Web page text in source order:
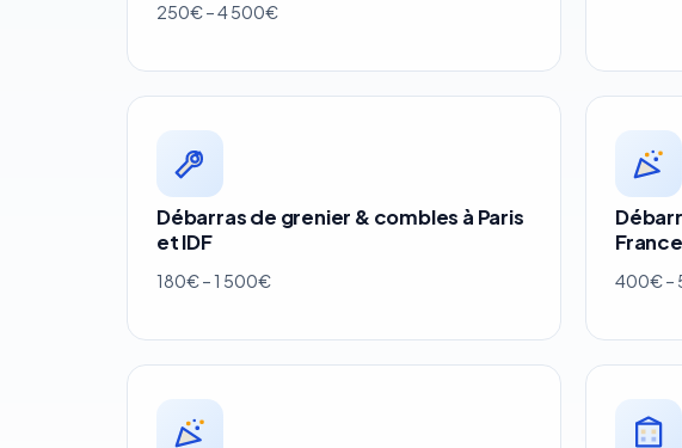
250€ – 4 500€
Débarras de grenier & combles à Paris
et IDF
180€ – 1 500€
France
400€ –